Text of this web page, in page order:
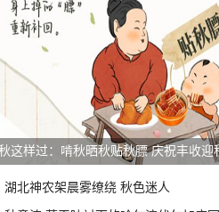
雨后峨眉沟壑尽显 金顶显真容
湖北神农架晨雾缭绕 秋色迷人